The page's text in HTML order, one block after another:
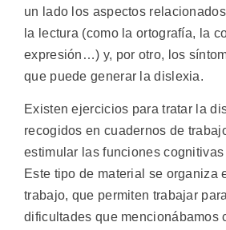
un lado los aspectos
la lectura (como la ortografía, la
expresión…) y, por otro, los
que puede generar la dislexia.
Existen ejercicios para tratar la
recogidos en cuadernos de
estimular las funciones
Este tipo de material se organiza
trabajo, que permiten trabajar
dificultades que mencionábamos